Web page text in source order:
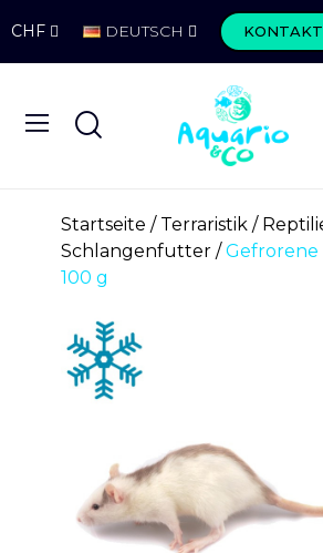
CHF DEUTSCH KONTAKT
Startseite Terraristik
Schlangenfutter
Gefrorene
100 g